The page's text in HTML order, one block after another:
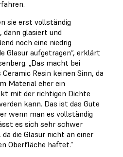
sie erst vollständig
dann glasiert und
noch eine niedrig
Glasur aufgetragen“, erklärt
„Das macht bei
Resin keinen Sinn, da
Material eher ein
mit der richtigen Dichte
kann. Das ist das Gute
wenn man es vollständig
es sich sehr schwer
da die Glasur nicht an einer
Oberfläche haftet.“